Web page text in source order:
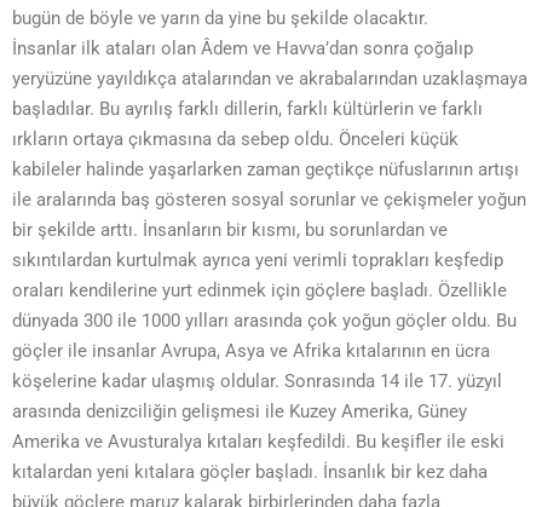
bugün de böyle ve yarın da yine bu şekilde olacaktır.
İnsanlar ilk ataları olan Âdem ve Havva’dan sonra çoğalıp
yeryüzüne yayıldıkça atalarından ve akrabalarından uzaklaşmaya
başladılar. Bu ayrılış farklı dillerin, farklı kültürlerin ve farklı
ırkların ortaya çıkmasına da sebep oldu. Önceleri küçük
kabileler halinde yaşarlarken zaman geçtikçe nüfuslarının artışı
ile aralarında baş gösteren sosyal sorunlar ve çekişmeler yoğun
bir şekilde arttı. İnsanların bir kısmı, bu sorunlardan ve
sıkıntılardan kurtulmak ayrıca yeni verimli toprakları keşfedip
oraları kendilerine yurt edinmek için göçlere başladı. Özellikle
dünyada 300 ile 1000 yılları arasında çok yoğun göçler oldu. Bu
göçler ile insanlar Avrupa, Asya ve Afrika kıtalarının en ücra
köşelerine kadar ulaşmış oldular. Sonrasında 14 ile 17. yüzyıl
arasında denizciliğin gelişmesi ile Kuzey Amerika, Güney
Amerika ve Avusturalya kıtaları keşfedildi. Bu keşifler ile eski
kıtalardan yeni kıtalara göçler başladı. İnsanlık bir kez daha
büyük göçlere maruz kalarak birbirlerinden daha fazla